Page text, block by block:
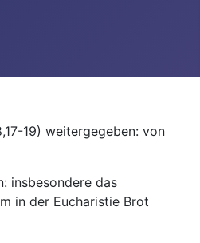
19) weitergegeben: von
insbesondere das
in der Eucharistie Brot